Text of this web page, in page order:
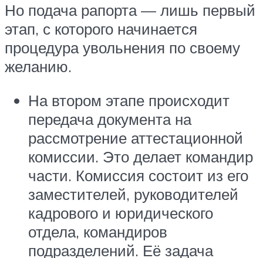
Но подача рапорта — лишь первый
этап, с которого начинается
процедура увольнения по своему
желанию.
На втором этапе происходит
передача документа на
рассмотрение аттестационной
комиссии. Это делает командир
части. Комиссия состоит из его
заместителей, руководителей
кадрового и юридического
отдела, командиров
подразделений. Её задача